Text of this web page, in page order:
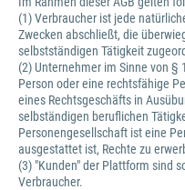
(1) Verbraucher ist jede
Zwecken abschließt, die
selbstständigen Tätigkeit
(2) Unternehmer im Sinne von §
Person oder eine rechtsfähige
eines Rechtsgeschäfts in
selbständigen beruflichen
Personengesellschaft ist eine
ausgestattet ist, Rechte zu
(3) "Kunden" der Plattform sind
Verbraucher.